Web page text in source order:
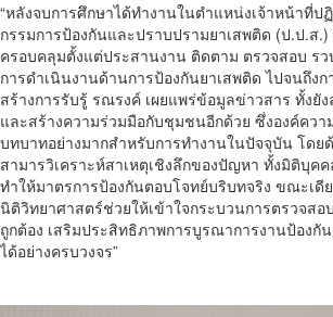
“หลังจบการศึกษาได้ทำงานในตำแหน่งเจ้าหน้าที่
กรรมการป้องกันและปราบปรามยาเสพติด (ป.ป.ส
ครอบคลุมตั้งแต่ประสานงาน ติดตาม ตรวจสอบ ร
การดำเนินงานด้านการป้องกันยาเสพติด ไปจนถึง
สร้างการรับรู้ รณรงค์ เผยแพร่ข้อมูลข่าวสาร ทั้งยั
และสร้างความร่วมมือกับชุมชนอีกด้วย ซึ่งองค์ควา
บทบาทอย่างมากสำหรับการทำงานในปัจจุบัน โด
สามารวิเคราะห์สาเหตุเชิงลึกของปัญหา ทั้งมิติบุค
ทำให้มาตรการป้องกันตอบโจทย์บริบทจริง ขณะเดี
นิติวิทยาศาสตร์ช่วยให้เข้าใจกระบวนการตรวจส
ถูกต้อง เสริมประสิทธิภาพการบูรณาการงานป้องกั
ได้อย่างครบวงจร”